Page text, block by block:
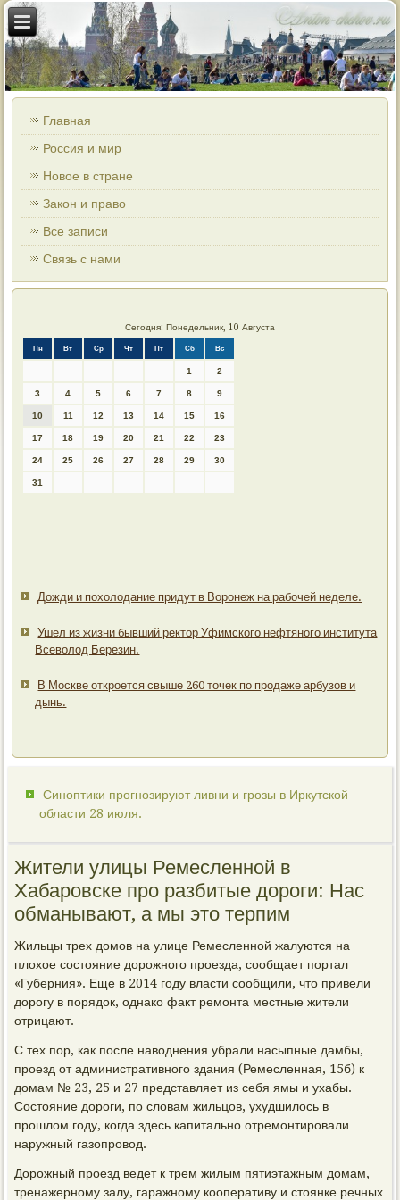
Главная
Россия и мир
Новое в стране
Закон и право
Все записи
Связь с нами
Сегодня: Понедельник, 10 Августа
Пн Вт Ср Чт Пт Сб Вс
1 2
3 4 5 6 7 8 9
10 11 12 13 14 15 16
17 18 19 20 21 22 23
24 25 26 27 28 29 30
31
Дожди и похолодание придут в Воронеж на рабочей неделе.
Ушел из жизни бывший ректор Уфимского нефтяного института
Всеволод Березин.
В Москве откроется свыше 260 точек по продаже арбузов и
дынь.
Синоптики прогнозируют ливни и грозы в Иркутской
области 28 июля.
Жители улицы Ремесленной в
Хабаровске про разбитые дороги: Нас
обманывают, а мы это терпим
Жильцы трех домов на улице Ремесленной жалуются на
плохое состояние дорожного проезда, сообщает портал
«Губерния». Еще в 2014 году власти сообщили, что привели
дорогу в порядок, однако факт ремонта местные жители
отрицают.
С тех пор, как после наводнения убрали насыпные дамбы,
проезд от административного здания (Ремесленная, 15б) к
домам № 23, 25 и 27 представляет из себя ямы и ухабы.
Состояние дороги, по словам жильцов, ухудшилось в
прошлом году, когда здесь капитально отремонтировали
наружный газопровод.
Дорожный проезд ведет к трем жилым пятиэтажным домам,
тренажерному залу, гаражному кооперативу и стоянке речных